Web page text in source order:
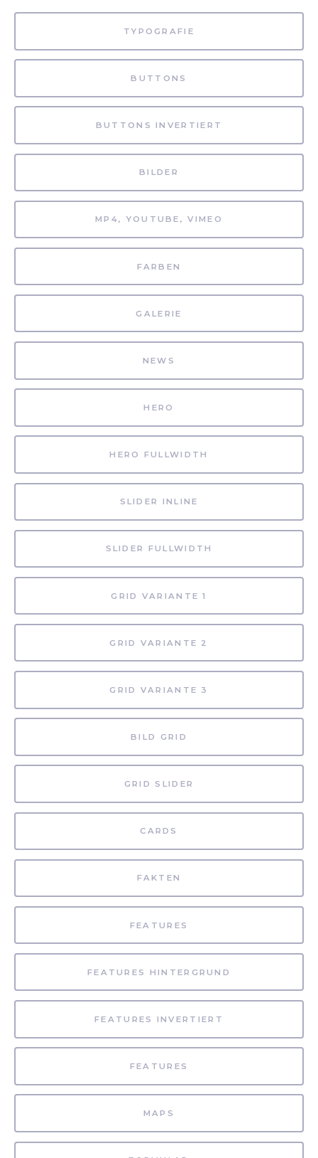
TYPOGRAFIE
BUTTONS
BUTTONS INVERTIERT
BILDER
MP4, YOUTUBE, VIMEO
FARBEN
GALERIE
NEWS
HERO
HERO FULLWIDTH
SLIDER INLINE
SLIDER FULLWIDTH
GRID VARIANTE 1
GRID VARIANTE 2
GRID VARIANTE 3
BILD GRID
GRID SLIDER
CARDS
FAKTEN
FEATURES
FEATURES HINTERGRUND
FEATURES INVERTIERT
FEATURES
MAPS